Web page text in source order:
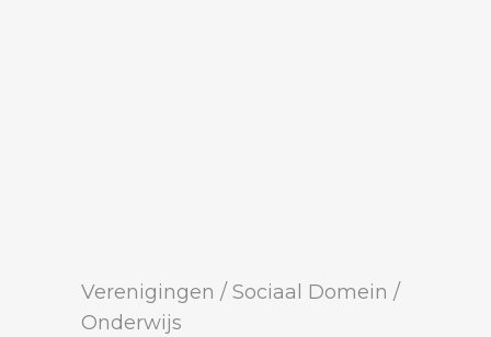
Verenigingen / Sociaal Domein /
Onderwijs